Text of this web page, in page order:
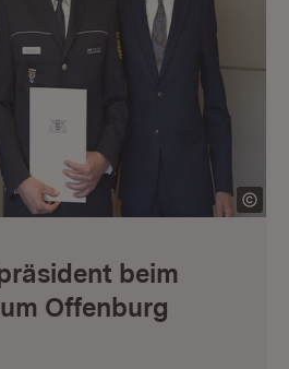
beim
Offenburg